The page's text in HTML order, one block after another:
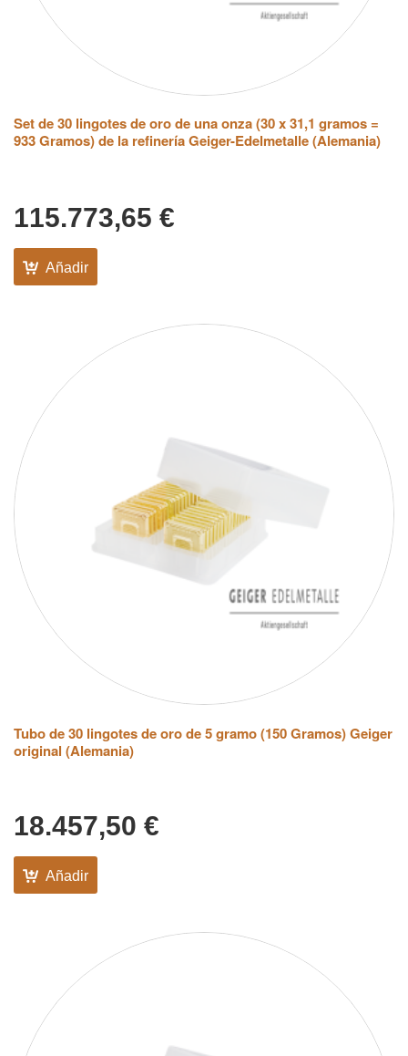
Set de 30 lingotes de oro de una onza (30 x 31,1 gramos =
933 Gramos) de la refinería Geiger-Edelmetalle (Alemania)
115.773,65 €
Añadir
Tubo de 30 lingotes de oro de 5 gramo (150 Gramos) Geiger
original (Alemania)
18.457,50 €
Añadir